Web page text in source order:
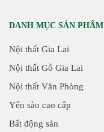
DANH MỤC SẢN PHẨM
Nội thất Gia Lai
Nội thất Gỗ Gia Lai
Nội thất Văn Phòng
Yến sào cao cấp
Bất động sản